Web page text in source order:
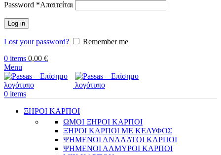
Password *Απαιτείται
Log in
Lost your password?
Remember me
0 items 0,00 €
Menu
0 items
ΞΗΡΟΙ ΚΑΡΠΟΙ
ΩΜΟΙ ΞΗΡΟΙ ΚΑΡΠΟΙ
ΞΗΡΟΙ ΚΑΡΠΟΙ ΜΕ ΚΕΛΥΦΟΣ
ΨΗΜΕΝΟΙ ΑΝΑΛΑΤΟΙ ΚΑΡΠΟΙ
ΨΗΜΕΝΟΙ ΑΛΜΥΡΟΙ ΚΑΡΠΟΙ